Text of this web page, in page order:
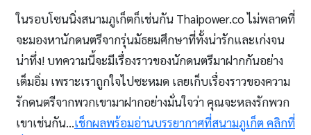
ในรอบโซนนิ่งสนามภูเก็ตก็เช่นกัน Thaipower.co ไม่พลาดที่
จะมองหานักดนตรีจากรุ่นมัธยมศึกษาที่ทั้งน่ารักและเก่งจน
น่าทึ่ง! บทความนี้จะมีเรื่องราวของนักดนตรีมาฝากกันอย่าง
เต็มอิ่ม เพราะเราถูกใจไปซะหมด เลยเก็บเรื่องราวของความ
รักดนตรีจากพวกเขามาฝากอย่างมั่นใจว่า คุณจะหลงรักพวก
เขาเช่นกัน…เช็กผลพร้อมอ่านบรรยากาศที่สนามภูเก็ต คลิกที่